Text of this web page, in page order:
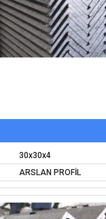
30x30x4
ARSLAN PROFİL